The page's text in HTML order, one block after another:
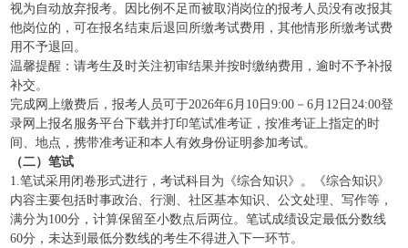
视为自动放弃报考。因比例不足而被取消岗位的报考人员没有改报其
他岗位的，可在报名结束后退回所缴考试费用，其他情形所缴考试费
用不予退回。
温馨提醒：请考生及时关注初审结果并按时缴纳费用，逾时不予补报
补交。
完成网上缴费后，报考人员可于2026年6月10日9:00－6月12日24:00登
录网上报名服务平台下载并打印笔试准考证，按准考证上指定的时
间、地点，携带准考证和本人有效身份证明参加考试。
（二）笔试
1.笔试采用闭卷形式进行，考试科目为《综合知识》。《综合知识》
内容主要包括时事政治、行测、社区基本知识、公文处理、写作等，
满分为100分，计算保留至小数点后两位。笔试成绩设定最低分数线
60分，未达到最低分数线的考生不得进入下一环节。